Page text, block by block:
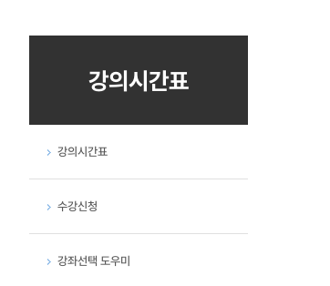
강의시간표
강의시간표
수강신청
강좌선택 도우미